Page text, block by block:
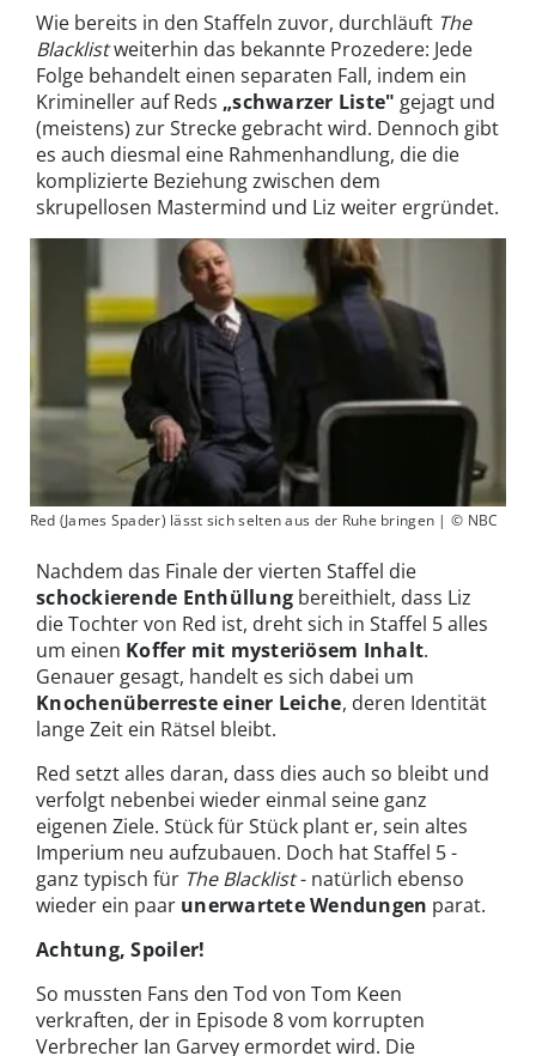
Wie bereits in den Staffeln zuvor, durchläuft The
Blacklistweiterhin das bekannte Prozedere: Jede
Folge behandelt einen separaten Fall, indem ein
Krimineller auf Reds „schwarzer Liste" gejagt und
(meistens) zur Strecke gebracht wird. Dennoch gibt
es auch diesmal eine Rahmenhandlung, die die
komplizierte Beziehung zwischen dem
skrupellosen Mastermind und Liz weiter ergründet.
Red (James Spader) lässt sich selten aus der Ruhe bringen | © NBC
Nachdem das Finale der vierten Staffel die
schockierende Enthüllung bereithielt, dass Liz
die Tochter von Red ist, dreht sich in Staffel 5 alles
um einen Koffer mit mysteriösem Inhalt.
Genauer gesagt, handelt es sich dabei um
Knochenüberreste einer Leiche, deren Identität
lange Zeit ein Rätsel bleibt.
Red setzt alles daran, dass dies auch so bleibt und
verfolgt nebenbei wieder einmal seine ganz
eigenen Ziele. Stück für Stück plant er, sein altes
Imperium neu aufzubauen. Doch hat Staffel 5 -
ganz typisch für The Blacklist- natürlich ebenso
wieder ein paar unerwartete Wendungen parat.
Achtung, Spoiler!
So mussten Fans den Tod von Tom Keen
verkraften, der in Episode 8 vom korrupten
Verbrecher Ian Garvey ermordet wird. Die